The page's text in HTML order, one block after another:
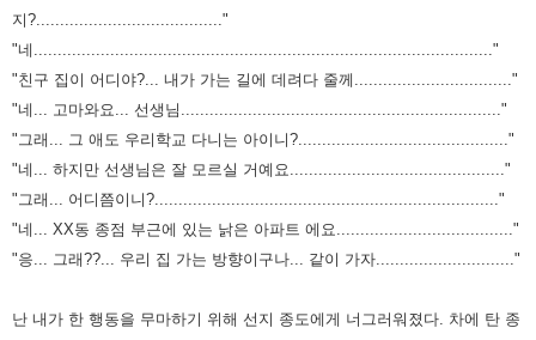
지?......................................."
"네................................................................................................"
"친구 집이 어디야?... 내가 가는 길에 데려다 줄께................................."
"네... 고마와요... 선생님..................................................................."
"그래... 그 애도 우리학교 다니는 아이니?............................................"
"네... 하지만 선생님은 잘 모르실 거예요............................................."
"그래... 어디쯤이니?........................................................................"
"네... XX동 종점 부근에 있는 낡은 아파트 에요....................................."
"응... 그래??... 우리 집 가는 방향이구나... 같이 가자............................."
난 내가 한 행동을 무마하기 위해 선지 종도에게 너그러워졌다. 차에 탄 종